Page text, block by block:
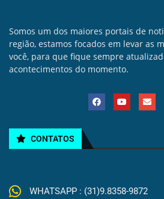
Somos um dos maiores portais de
região, estamos focados em levar as
você, para que fique sempre
acontecimentos do momento.
CONTATOS
WHATSAPP : (31)9.8358-9872